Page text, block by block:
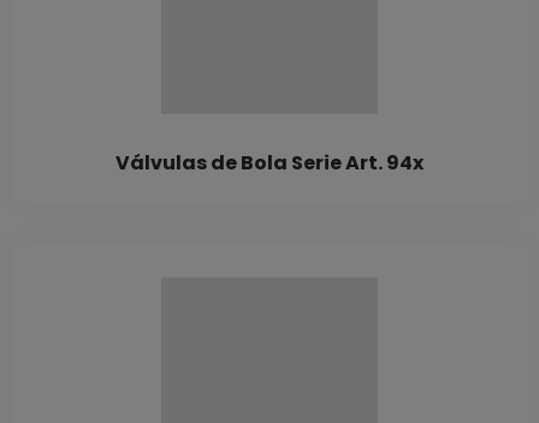
Válvulas de Bola Serie Art. 94x